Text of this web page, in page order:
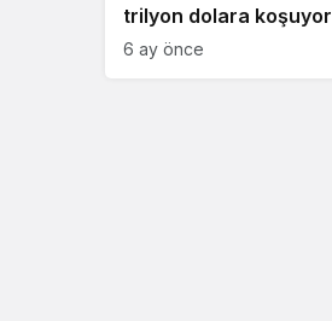
trilyon dolara koşuyor
6 ay önce